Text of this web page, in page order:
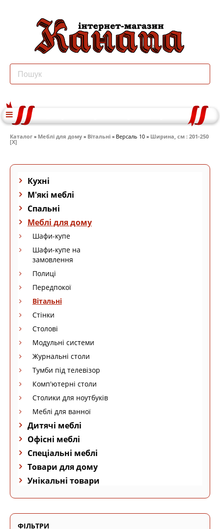
Каталог » Меблі для дому » Вітальні » Версаль 10 » Ширина, см : 201-250
[X]
Кухні
М'які меблі
Спальні
Меблі для дому
Шафи-купе
Шафи-купе на
замовлення
Полиці
Передпокої
Вітальні
Стінки
Столові
Модульні системи
Журнальні столи
Тумби під телевізор
Комп'ютерні столи
Столики для ноутбуків
Меблі для ванної
Дитячі меблі
Офісні меблі
Спеціальні меблі
Товари для дому
Унікальні товари
ФІЛЬТРИ